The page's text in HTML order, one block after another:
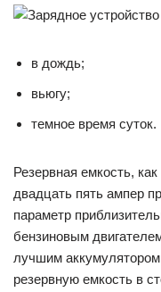
в дождь;
вьюгу;
темное время суток.
Резервная емкость,
двадцать пять ампер
параметр
бензиновым
лучшим аккумулятором
резервную емкость в